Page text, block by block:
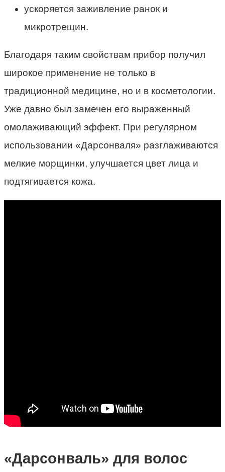
ускоряется заживление ранок и
микротрещин.
Благодаря таким свойствам прибор получил
широкое применение не только в
традиционной медицине, но и в косметологии.
Уже давно был замечен его выраженный
омолаживающий эффект. При регулярном
использовании «Дарсонваля» разглаживаются
мелкие морщинки, улучшается цвет лица и
подтягивается кожа.
«Дарсонваль» для волос